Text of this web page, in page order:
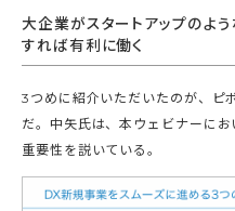
大企業がスタートアップのよ
すれば有利に働く
3つめに紹介いただいたのが、ピ
だ。中矢氏は、本ウェビナーに
重要性を説いている。